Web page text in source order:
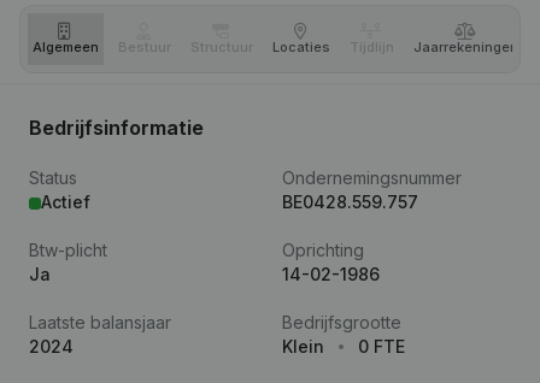
Algemeen Bestuur Structuur Locaties Tijdlijn Jaar­rekeningen
Bedrijfsinformatie
Status
Actief
Ondernemingsnummer
BE0428.559.757
Btw-plicht
Ja
Oprichting
14-02-1986
Laatste balansjaar
2024
Bedrijfsgrootte
Klein
0 FTE